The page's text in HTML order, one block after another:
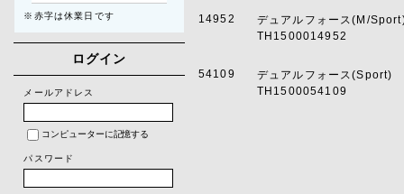
※赤字は休業日です
ログイン
メールアドレス
コンピューターに記憶する
パスワード
14952 デュアルフォース(M/
TH1500014952
54109 デュアルフォース(Sport)
TH1500054109